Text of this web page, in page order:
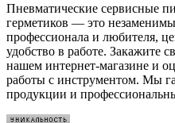
Пневматические сервисные
герметиков — это
профессионала и любителя,
удобство в работе. Закажите
нашем интернет-магазине и
работы с инструментом. Мы
продукции и